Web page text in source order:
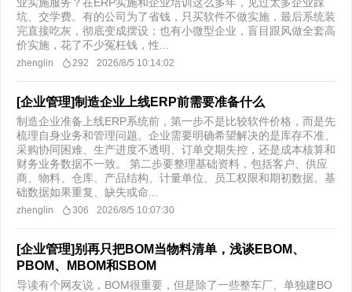
坑、交学费。有的公司为了省钱，只买软件不做实施，最后系统装
完直接吃灰，彻底变成摆设；也有小微型企业，盲目跟风做全套高
价实施，花了不少冤枉钱，性...
zhenglin 292 2026/8/5 10:14:02
[企业管理]制造企业上线ERP前需要准备什么
​制造企业准备上线ERP系统前，第一步不是比较软件价格，而是先
梳理自身业务和管理问题。企业需要明确希望解决的是库存不准、
采购协同困难、生产进度不透明、订单交期失控，还是成本核算和
财务业务数据不一致。 第二步要整理基础资料，包括客户、供应
商、物料、仓库、产品结构、计量单位、员工权限和期初数据。基
础数据如果重复、缺失或命...
zhenglin 306 2026/8/5 10:07:30
[企业管理]别再只把BOM当物料清单，浅谈EBOM、
PBOM、MBOM和SBOM
导读有个网友说，BOM很重要，但是除了一些整车厂、单独建BO